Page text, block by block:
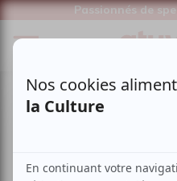
Passionnés de